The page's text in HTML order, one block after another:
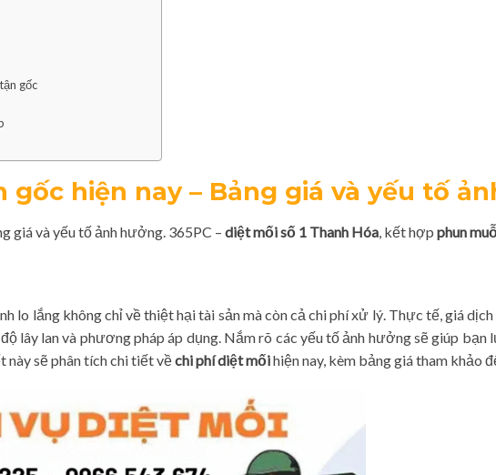
gốc
gốc hiện nay – Bảng giá và yếu tố
giá và yếu tố ảnh hưởng. 365PC – diệt mối số 1 Thanh Hóa , kết hợp phun
lo lắng không chỉ về thiệt hại tài sản mà còn cả chi phí xử lý. Thực tế, giá
lây lan và phương pháp áp dụng. Nắm rõ các yếu tố ảnh hưởng sẽ giúp bạn
sẽ phân tích chi tiết vềchi phí diệt mốihiện nay, kèm bảng giá tham khảo